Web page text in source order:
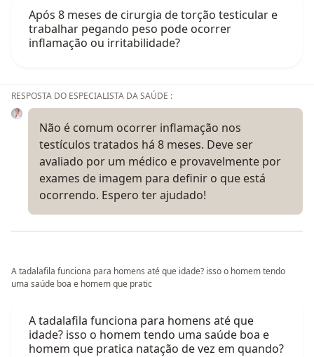
Após 8 meses de cirurgia de torção testicular e
trabalhar pegando peso pode ocorrer
inflamação ou irritabilidade?
RESPOSTA DO ESPECIALISTA DA SAÚDE :
Não é comum ocorrer inflamação nos
testículos tratados há 8 meses. Deve ser
avaliado por um médico e provavelmente por
exames de imagem para definir o que está
ocorrendo. Espero ter ajudado!
A tadalafila funciona para homens até que idade? isso o homem tendo
uma saúde boa e homem que pratic
A tadalafila funciona para homens até que
idade? isso o homem tendo uma saúde boa e
homem que pratica natação de vez em quando?